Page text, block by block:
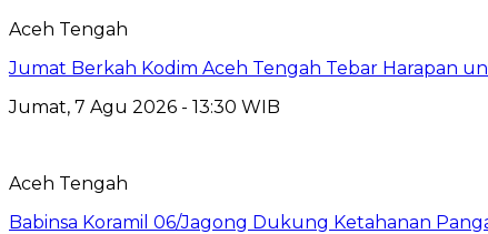
Aceh Tengah
Jumat Berkah Kodim Aceh Tengah Tebar Harapan
Jumat, 7 Agu 2026 - 13:30 WIB
Aceh Tengah
‎Babinsa Koramil 06/Jagong Dukung Ketahanan